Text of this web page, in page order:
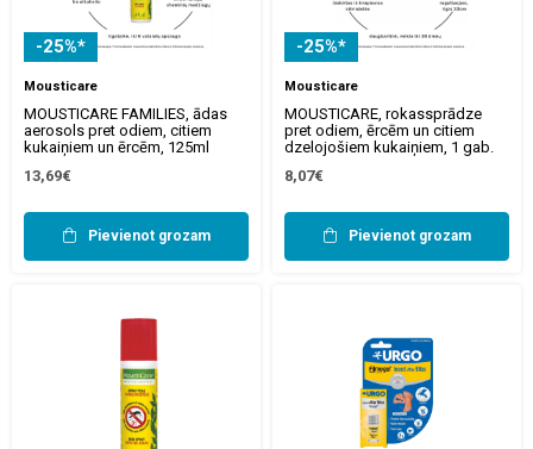
-25%*
Mousticare
MOUSTICARE FAMILIES, ādas
aerosols pret odiem, citiem
kukaiņiem un ērcēm, 125ml
13,69€
Pievienot grozam
-25%*
Mousticare
MOUSTICARE, rokassprādze
pret odiem, ērcēm un citiem
dzelojošiem kukaiņiem, 1 gab.
8,07€
Pievienot grozam